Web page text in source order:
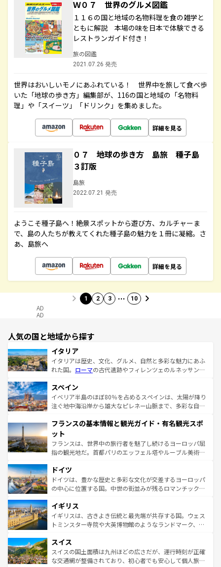
Ｗ０７ 世界のグルメ図鑑
１１６の国と地域の名物料理を食の雑学と
ともに解説 本場の味を日本で体験できる
レストランガイド付き！
旅の図鑑
2021.07.26 発売
世界はおいしいモノにあふれている！ 世界中を旅して食べ歩
いた「地球の歩き方」編集部が、116の国と地域の「名物料
理」や「スイーツ」「ドリンク」を集めました。
詳細を見る
０７ 地球の歩き方 島旅 種子島
３訂版
島旅
2022.07.21 発売
ようこそ種子島へ！絶景スポットから遊び方、カルチャーま
で、島の人たちが教えてくれた種子島の魅力を１冊に凝縮。さ
あ、島旅へ
詳細を見る
1 2 3 … 10
AD
AD
人気の国と地域から探す
イタリア
イタリアは歴史、文化、グルメ、自然と多彩な魅力にあふ
れた国。 ローマの古代遺跡やフィレンツェのルネッサンス
ろん、トスカーナの美しい田園風景やアマルフィ海岸の絶
景など、自然景観も見逃せない。観光の合間には、本場の
ピザやパスタなど、絶品のイタリア料理を堪能することも
ませてくれるイタリアで、忘れられない旅をしてみよう！
なお、新着のイタリア情報は
しい。
スペイン
イベリア半島のほぼ80％を占めるスペインは、太陽が降り
注ぐ地中海沿岸から雄大なピレネー山脈まで、多彩な自然
文化が根付くこの国では、情熱的なフラメンコ、熱気あふ
れる闘牛、そして美味しいタパスが生活の一部となってい
る。首都マドリードの洗練された雰囲気や、バルセロナの
アートに溢れた街角から、地方では古代ローマ遺跡や中世
せる。地方によって風土や気候が異なるスペインはその個
性で訪れる人を魅了する。 なお、新着のスペイン情報は コ
ンテンツ一覧を参照してほしい。
フランスの基本情報と観光ガイド・有名観光スポ
ット
フランスは、世界中の旅行者を魅了し続けるヨーロッパ屈
指の観光地だ。首都パリのエッフェル塔やルーブル美術館
で、幅広い魅力が詰まっている。華麗な宮殿、歴史的な大
聖堂、美しいビーチ、そして豊かな自然が、訪れる者を心
から魅了する。また、フランスは美食の国としても知ら
いる。シャンパンの発祥地であるランス、プロヴァンスの
香り高いラベンダー畑など、多彩な楽しみ方が可能だ。さ
らに、パリ以外の地域にも魅力が溢れており、どの街角に
れる地方に足を運ぶとそれぞれで全く異なる文化を体験で
きるだろう。 なお、新着のフランス情報はコンテンツ一覧
を参照してほしい。
ドイツ
ドイツは、豊かな歴史と多彩な文化が交差するヨーロッパ
の中心に位置する国。中世の街並みが残るロマンチック街
顔を持つこの国は、どこを歩いても飽きることがない。ベ
ルリンの文化的活気、バイエルン州のアルプスの絶景、そ
してライン川沿いのワイン畑といった風景は必見。ビール
は、お酒好きな人にはぜひ体験してほしい。 なお、新着の
ドイツ情報はコンテンツ一覧を参照してほしい。
イギリス
イギリスは、古きよき伝統と最先端が共存する国。ウェス
トミンスター寺院や大英博物館のようなランドマーク、歴
リアごとに異なる魅力がある。また、優雅なアフタヌーン
ティー、ビール好きにはたまらない英国パブ、サッカー観
戦など、本場だからこそできる体験も豊富。イギリスを旅
スイス
スイスの国土面積は九州ほどの広さだが、運行時刻が正確
な交通網が整備されており、初心者でも安心して個人旅行